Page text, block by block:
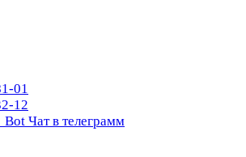
01
12
Чат в телеграмм